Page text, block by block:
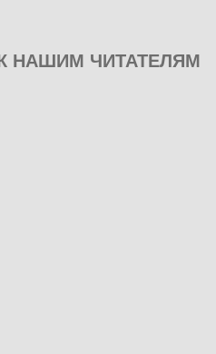
НАШИМ ЧИТАТЕЛЯМ